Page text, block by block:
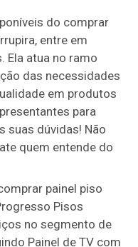
do comprar
entre em
Ela atua no ramo
das necessidades
em produtos
para
suas dúvidas! Não
quem entende do
painel piso
Pisos
no segmento de
Painel de TV com